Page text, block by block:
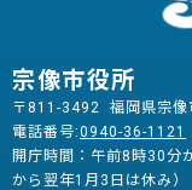
宗像市役所
〒811-3492 福岡県宗像
電話番号:0940-36-1121
開庁時間：午前8時30分
から翌年1月3日は休み）